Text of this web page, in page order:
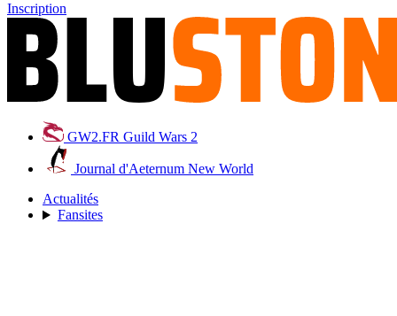
Inscription
GW2.FR Guild Wars 2
Journal d'Aeternum New World
Actualités
Fansites